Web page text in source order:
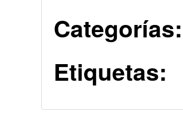
Categorías:
Etiquetas: